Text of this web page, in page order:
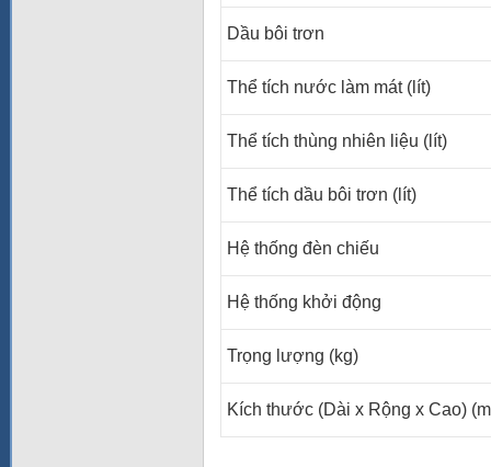
Dầu bôi trơn
Thể tích nước làm mát (lít)
Thể tích thùng nhiên liệu (lít)
Thể tích dầu bôi trơn (lít)
Hệ thống đèn chiếu
Hệ thống khởi động
Trọng lượng (kg)
Kích thước (Dài x Rộng x Cao)